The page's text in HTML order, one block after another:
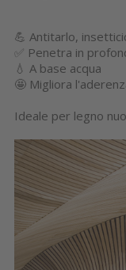
💪 Antitarlo,
✅ Penetra in
💧 A base acqua
🤩 Migliora
Ideale per legno